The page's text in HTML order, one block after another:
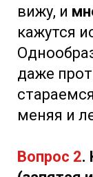
вижу, и
кажутся
даже
меняя и
Вопрос 2.